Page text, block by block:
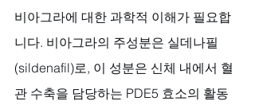
비아그라에 대한 과학적 이해가 필요합
니다. 비아그라의 주성분은 실데나필
(sildenafil)로, 이 성분은 신체 내에서 혈
관 수축을 담당하는 PDE5 효소의 활동